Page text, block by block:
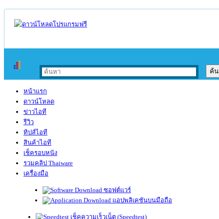
หน้าแรก
ดาวน์โหลด
ข่าวไอที
รีวิว
ทิปส์ไอที
สินค้าไอที
เช็ครอบหนัง
รวมคลิป Thaiware
เครื่องมือ
ซอฟต์แวร์
แอปพลิเคชันบนมือถือ
เช็คความเร็วเน็ต (Speedtest)